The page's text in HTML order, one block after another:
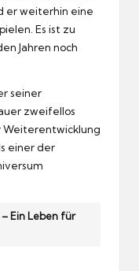
er weiterhin eine
Es ist zu
Jahren noch
seiner
zweifellos
Weiterentwicklung
einer der
Ein Leben für